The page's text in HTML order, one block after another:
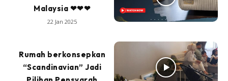
Malaysia ❤❤❤
22 Jan 2025
Rumah berkonsepkan
“Scandinavian” Jadi